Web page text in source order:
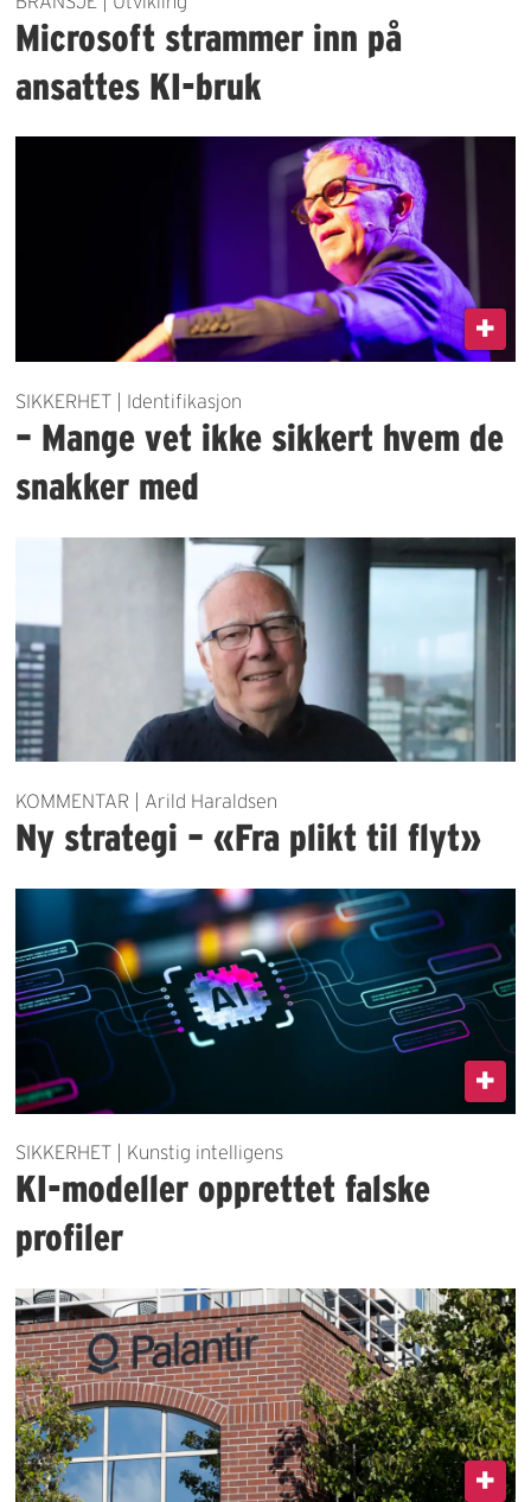
Microsoft strammer inn på
ansattes KI-bruk
SIKKERHET | Identifikasjon
– Mange vet ikke sikkert hvem de
snakker med
KOMMENTAR | Arild Haraldsen
Ny strategi – «Fra plikt til flyt»
SIKKERHET | Kunstig intelligens
KI-modeller opprettet falske
profiler